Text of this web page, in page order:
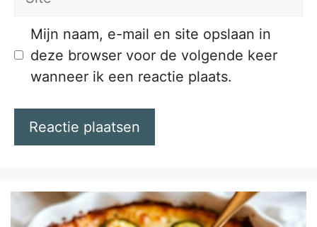
Mijn naam, e-mail en site opslaan in
deze browser voor de volgende keer
wanneer ik een reactie plaats.